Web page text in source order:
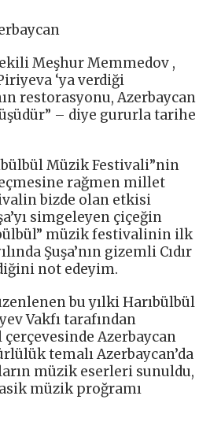
Meşhur Memmedov ,
‘ya verdiği
restorasyonu, Azerbaycan
– diye gururla tarihe
Müzik Festivali”nin
rağmen millet
bizde olan etkisi
simgeleyen çiçeğin
müzik festivalinin ilk
Şuşa’nın gizemli Cıdır
not edeyim.
bu yılki Harıbülbül
Vakfı tarafından
Azerbaycan
temalı Azerbaycan’da
müzik eserleri sunuldu,
müzik proğramı